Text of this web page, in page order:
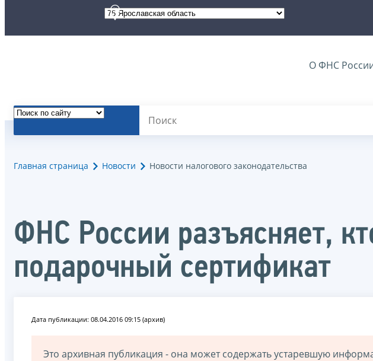
О ФНС
Главная страница Новости Новости налогового законодательства
ФНС России разъясняет,
подарочный сертификат
Дата публикации: 08.04.2016 09:15 (архив)
Это архивная публикация - она может содержать устаревшую